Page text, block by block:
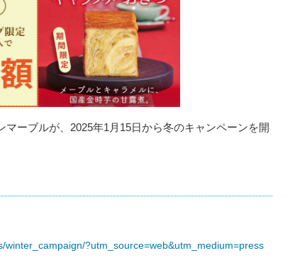
ーブルが、2025年1月15日から冬のキャンペーンを開
winter_campaign/?utm_source=web&utm_medium=press